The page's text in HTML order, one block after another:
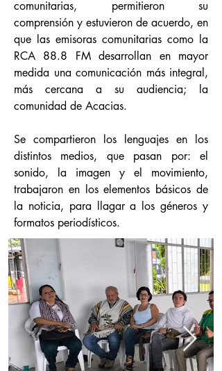
comunitarias, permitieron su
comprensión y estuvieron de acuerdo, en
que las emisoras comunitarias como la
RCA 88.8 FM desarrollan en mayor
medida una comunicación más integral,
más cercana a su audiencia; la
comunidad de Acacias.
Se compartieron los lenguajes en los
distintos medios, que pasan por: el
sonido, la imagen y el movimiento,
trabajaron en los elementos básicos de
la noticia, para llagar a los géneros y
formatos periodísticos.